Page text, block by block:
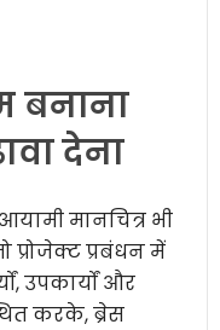
बनाना
देना
मानचित्र भी
प्रोजेक्ट प्रबंधन में
उपकार्यों और
करके, ब्रेस